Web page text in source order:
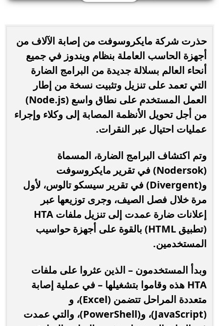
حذرت شركة مايكروسوفت من إصابة الآلاف من
أجهزة الحاسب العاملة بنظام ويندوز في جميع
أنحاء العالم بسلالة جديدة من البرامج الضارة
التي تعمد على تنزيل وتثبيت نسخة من إطار
العمل المستخدم على نطاق واسع (Node.js)
من أجل تحويل الأنظمة المصابة إلى وكلاء وإجراء
عمليات احتيال عبر النقرات.
وتم اكتشاف البرامج الضارة، المسماة
(Nodersok) في تقرير مايكروسوفت
و(Divergent) في تقرير سيسكو تالوس، لأول
مرة خلال فصل الصيف، وجرى توزيعها عبر
إعلانات ضارة عمدت إلى تنزيل ملفات HTA
(تطبيق HTML) بالقوة على أجهزة حواسيب
المستخدمين.
وبدأ المستخدمون – الذين عثروا على ملفات
HTA هذه وقاموا بتشغيلها – في عملية إصابة
متعددة المراحل تتضمن (Excel)، و
(JavaScript)، و(PowerShell)، والتي عمدت